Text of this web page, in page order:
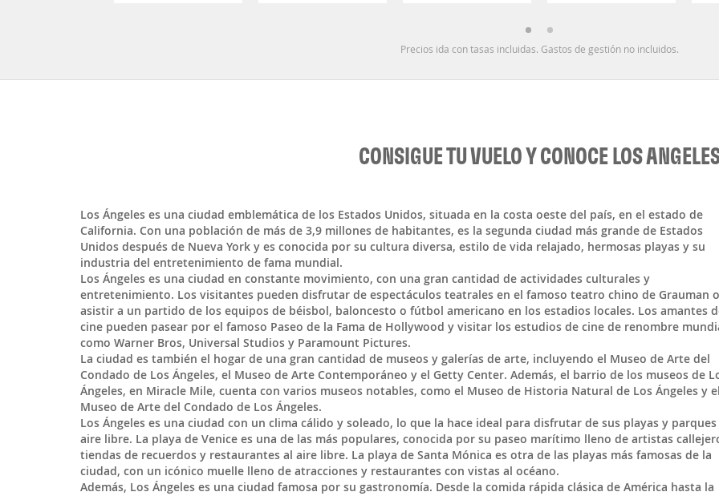
Precios ida con tasas incluidas. Gastos de gestión no incluidos.
CONSIGUE TU VUELO Y CONOCE LOS
Los Ángeleses una ciudad emblemática de los Estados Unidos, situada en la costa oeste del país, en el estado de
California. Con una población de más de 3,9 millones de habitantes, es la segunda ciudad más grande de Estados
Unidos después de Nueva York y es conocida por su cultura diversa, estilo de vida relajado, hermosas playas y su
industria del entretenimiento de fama mundial.
Los Ángeles es una ciudad en constante movimiento, con una gran cantidad de actividades culturales y
entretenimiento. Los visitantes pueden disfrutar de espectáculos teatrales en el famoso teatro chino de Grauman o
asistir a un partido de los equipos de béisbol, baloncesto o fútbol americano en los estadios locales. Los amantes
cine pueden pasear por el famoso Paseo de la Fama de Hollywood y visitar los estudios de cine de renombre
como Warner Bros, Universal Studios y Paramount Pictures.
La ciudad es también el hogar de una gran cantidad de museos y galerías de arte, incluyendo el Museo de Arte del
Condado de Los Ángeles, el Museo de Arte Contemporáneo y el Getty Center. Además, el barrio de los museos de
Ángeles, en Miracle Mile, cuenta con varios museos notables, como el Museo de Historia Natural de Los Ángeles y el
Museo de Arte del Condado de Los Ángeles.
Los Ángeles es una ciudad con un clima cálido y soleado, lo que la hace ideal para disfrutar de sus playas y parques
aire libre. La playa de Venice es una de las más populares, conocida por su paseo marítimo lleno de artistas
tiendas de recuerdos y restaurantes al aire libre. La playa de Santa Mónica es otra de las playas más famosas de la
ciudad, con un icónico muelle lleno de atracciones y restaurantes con vistas al océano.
Además, Los Ángeles es una ciudad famosa por su gastronomía. Desde la comida rápida clásica de América hasta la